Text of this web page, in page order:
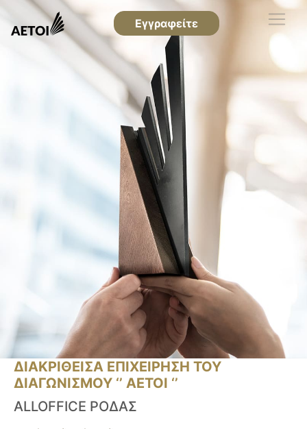
Εγγραφείτε
ΔΙΑΚΡΙΘΕΙΣΑ ΕΠΙΧΕΙΡΗΣΗ ΤΟΥ
ΔΙΑΓΩΝΙΣΜΟΥ ‘’ ΑΕΤΟΙ ‘’
ALLOFFICE ΡΟΔΑΣ